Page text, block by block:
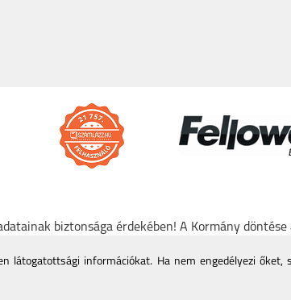
biztonsága érdekében! A Kormány döntése
Hatóság honlapján:https://nmhh.hu/
látogatottsági információkat. Ha nem engedélyezi őket,